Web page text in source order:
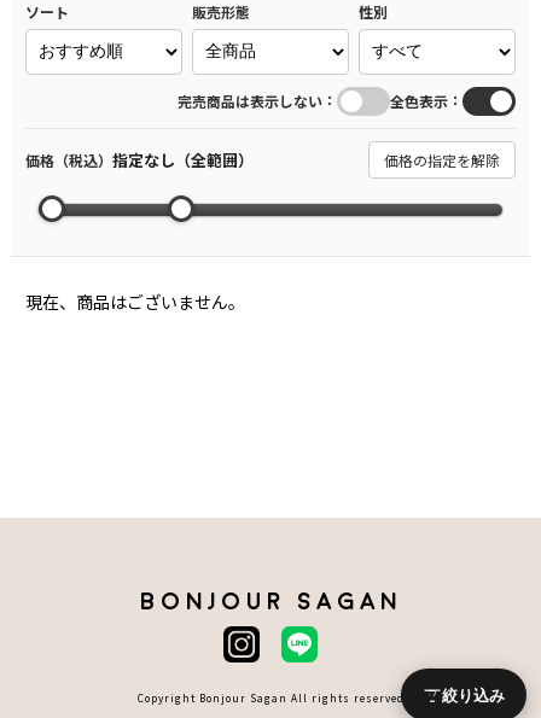
ソート 販売形態 性別
完売商品は表示しない ： 全色表示 ：
価格（税込） 指定なし（全範囲） 価格の指定を解除
絞り込み
現在、商品はございません。
BONJOUR SAGAN
Copyright Bonjour Sagan All rights reserved